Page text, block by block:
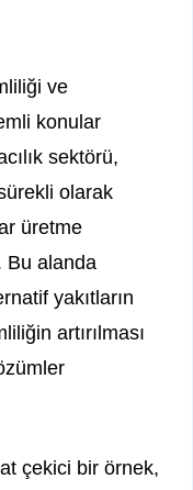
ve
konular
sektörü,
olarak
üretme
Bu alanda
yakıtların
artırılması
çekici bir örnek,